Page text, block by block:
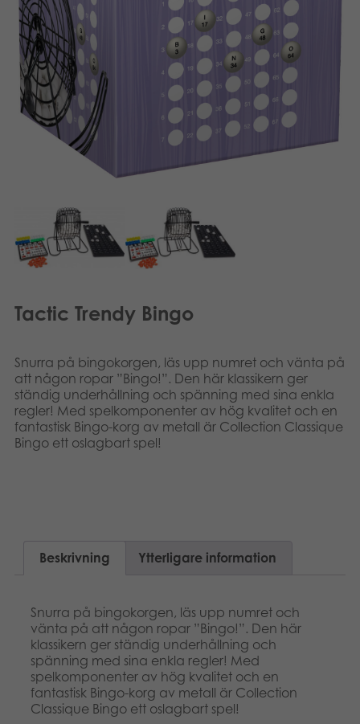
Böcker
Arkiverade produkter
Applikationer
Suomi
Dansk
Nederlands
Français
Norsk
Deutsch
Tactic Trendy Bingo
Snurra på bingokorgen, läs upp numret och vänta på
att någon ropar ”Bingo!”. Den här klassikern ger
ständig underhållning och spänning med sina enkla
regler! Med spelkomponenter av hög kvalitet och en
fantastisk Bingo-korg av metall är Collection Classique
Bingo ett oslagbart spel!
Beskrivning Ytterligare information
Snurra på bingokorgen, läs upp numret och
vänta på att någon ropar ”Bingo!”. Den här
klassikern ger ständig underhållning och
spänning med sina enkla regler! Med
spelkomponenter av hög kvalitet och en
fantastisk Bingo-korg av metall är Collection
Classique Bingo ett oslagbart spel!